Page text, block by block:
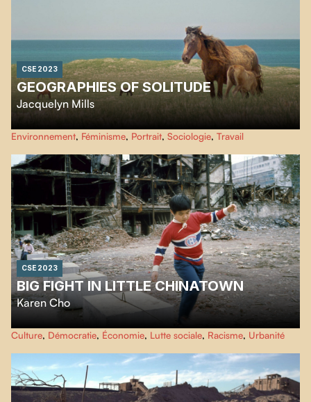
CSE 2023
GEOGRAPHIES OF SOLITUDE
Jacquelyn Mills
Utilisant un vaste éventail de techniques cinématographiques écologiques
et novatrices,Géographies de la solitudeest une immersion ludique et
respectueuse dans le riche écosystème de l’île de Sable ainsi que dans la vie
d'une naturaliste et une environnementaliste qui y habite depuis plus de 40
ans
Environnement, Féminisme, Portrait, Sociologie, Travail
CSE 2023
BIG FIGHT IN LITTLE CHINATOWN
Karen Cho
Haute tension à Chinatowndocumente la lutte collective pour sauver les
quartiers chinois à travers l'Amérique du Nord. D'un océan à l'autre, le film
suit les communautés des quartiers chinois qui résistent à l'effacement actif.
Culture, Démocratie, Économie, Lutte sociale, Racisme, Urbanité